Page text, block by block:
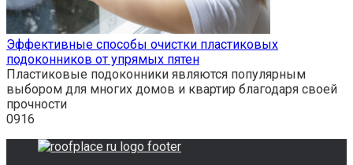
Эффективные способы очистки пластиковых
подоконников от упрямых пятен
Пластиковые подоконники являются популярным
выбором для многих домов и квартир благодаря своей
прочности
0916